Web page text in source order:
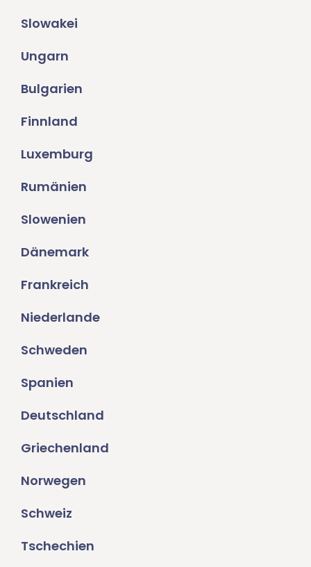
Slowakei
Ungarn
Bulgarien
Finnland
Luxemburg
Rumänien
Slowenien
Dänemark
Frankreich
Niederlande
Schweden
Spanien
Deutschland
Griechenland
Norwegen
Schweiz
Tschechien